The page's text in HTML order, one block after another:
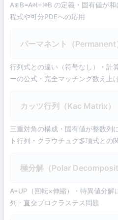
A⊕B=A⊗I+I⊗B の定義・固有値が
程式や可分PDEへの応用
パーマネント（Permanent
行列式との違い（符号なし）・計
ーの公式・完全マッチング数え上
カッツ行列（Kac Matrix）
三重対角の構成・固有値が整数列
ト行列・クラウチュク多項式との
極分解（Polar
A=UP（回転×伸縮）・特異値分解
列・直交プロクラステス問題